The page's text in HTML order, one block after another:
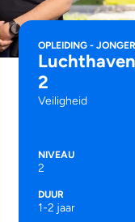
OPLEIDING -
2
Veiligheid
NIVEAU
2
DUUR
1-2 jaar